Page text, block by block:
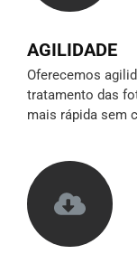
AGILIDADE
Oferecemos
tratamento das
mais rápida sem